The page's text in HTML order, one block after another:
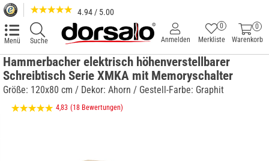
4.94 / 5.00
Menü Suche
0
Warenkorb
Merkliste
0
Anmelden
Hammerbacher elektrisch höhenverstellbarer
Schreibtisch Serie XMKA mit Memoryschalter
Größe: 120x80 cm / Dekor: Ahorn / Gestell-Farbe: Graphit
4,83 (18 Bewertungen)